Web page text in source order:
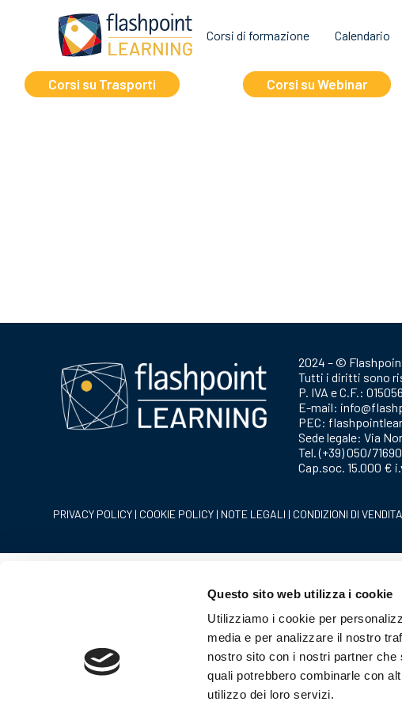
Questo sito web utilizza i cookie
Utilizziamo i cookie per
media e per analizzare il nostro
nostro sito con i nostri partner
quali potrebbero combinarle con
utilizzo dei loro servizi.
Corsi di formazione Calendario
Trasporti Webinar
2024 – ©
Tutti i diritti sono
P. IVA e C.F.:
E-mail:
PEC:
Sede legale: Via
Tel.(+39) 050/
Cap.soc. 15.000 €
PRIVACY POLICY | COOKIE POLICY | NOTE LEGALI | CONDIZIONI DI VENDITA